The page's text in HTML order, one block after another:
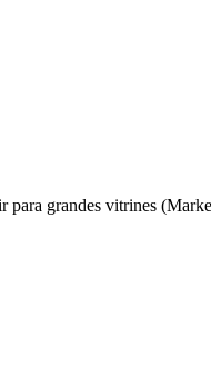
para grandes vitrines